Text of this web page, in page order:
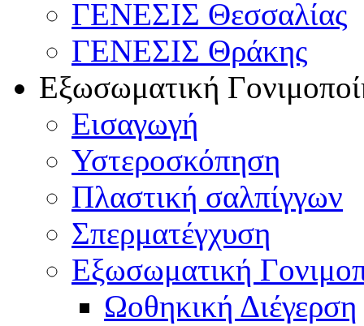
ΓΕΝΕΣΙΣ Θεσσαλίας
ΓΕΝΕΣΙΣ Θράκης
Εξωσωματική
Εισαγωγή
Υστεροσκόπηση
Πλαστική σαλπίγγων
Σπερματέγχυση
Εξωσωματική
Ωοθηκική Διέγερση